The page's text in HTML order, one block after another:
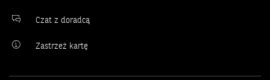
Czat z doradcą
Zastrzeż kartę